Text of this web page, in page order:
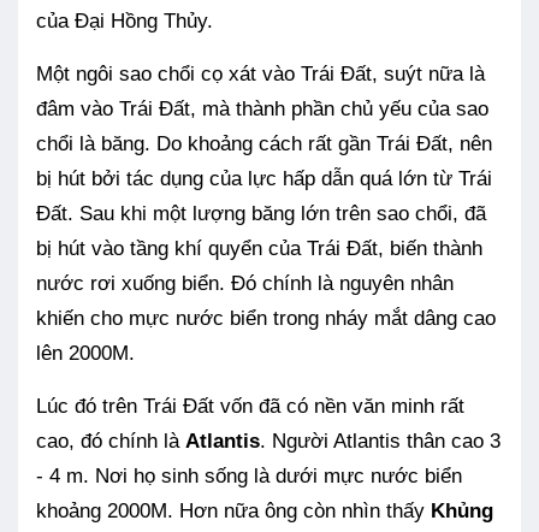
của Đại Hồng Thủy.
Một ngôi sao chổi cọ xát vào Trái Đất, suýt nữa là
đâm vào Trái Đất, mà thành phần chủ yếu của sao
chổi là băng. Do khoảng cách rất gần Trái Đất, nên
bị hút bởi tác dụng của lực hấp dẫn quá lớn từ Trái
Đất. Sau khi một lượng băng lớn trên sao chổi, đã
bị hút vào tầng khí quyển của Trái Đất, biến thành
nước rơi xuống biển. Đó chính là nguyên nhân
khiến cho mực nước biển trong nháy mắt dâng cao
lên 2000M.
Lúc đó trên Trái Đất vốn đã có nền văn minh rất
cao, đó chính là Atlantis. Người Atlantis thân cao 3
- 4 m. Nơi họ sinh sống là dưới mực nước biển
khoảng 2000M. Hơn nữa ông còn nhìn thấy Khủng